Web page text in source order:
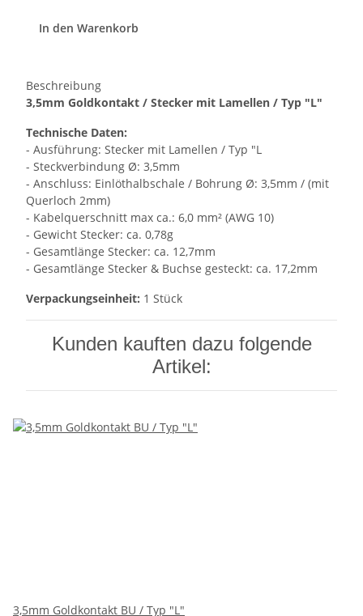
In den Warenkorb
Beschreibung
3,5mm Goldkontakt / Stecker mit Lamellen / Typ "L"
Technische Daten:
- Ausführung: Stecker mit Lamellen / Typ "L
- Steckverbindung Ø: 3,5mm
- Anschluss: Einlöthalbschale / Bohrung Ø: 3,5mm / (mit
Querloch 2mm)
- Kabelquerschnitt max ca.: 6,0 mm² (AWG 10)
- Gewicht Stecker: ca. 0,78g
- Gesamtlänge Stecker: ca. 12,7mm
- Gesamtlänge Stecker & Buchse gesteckt: ca. 17,2mm
Verpackungseinheit: 1 Stück
Kunden kauften dazu folgende
Artikel:
3,5mm Goldkontakt BU / Typ "L"